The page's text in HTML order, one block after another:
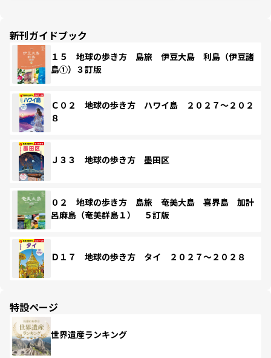
新刊ガイドブック
１５ 地球の歩き方 島旅 伊豆大島 利島（伊豆諸
島①）３訂版
Ｃ０２ 地球の歩き方 ハワイ島 ２０２７～２０２
８
Ｊ３３ 地球の歩き方 墨田区
０２ 地球の歩き方 島旅 奄美大島 喜界島 加計
呂麻島（奄美群島１） ５訂版
Ｄ１７ 地球の歩き方 タイ ２０２７～２０２８
特設ページ
世界遺産ランキング